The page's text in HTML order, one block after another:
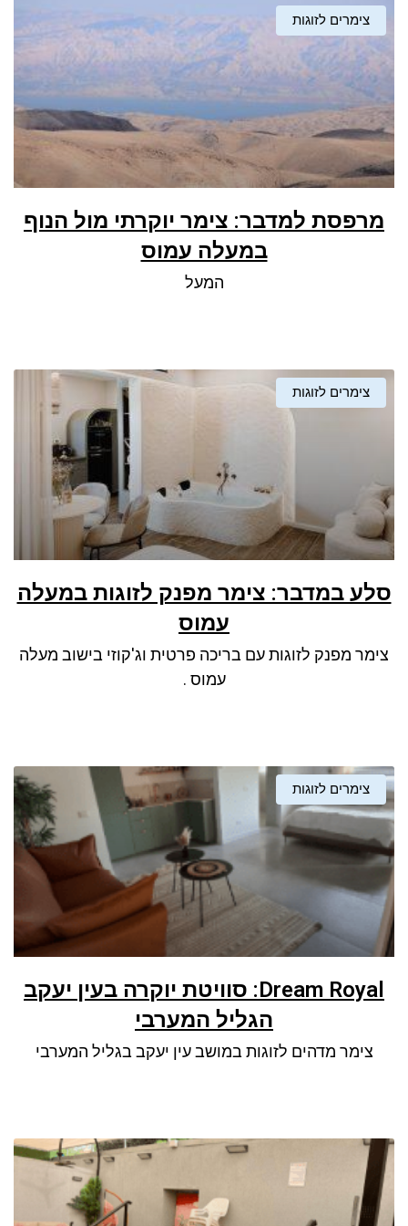
צימרים לזוגות
מרפסת למדבר: צימר יוקרתי מול הנוף
במעלה עמוס
המעל
צימרים לזוגות
סלע במדבר: צימר מפנק לזוגות במעלה
עמוס
צימר מפנק לזוגות עם בריכה פרטית וג'קוזי בישוב מעלה
עמוס .
צימרים לזוגות
Dream Royal: סוויטת יוקרה בעין יעקב
הגליל המערבי
צימר מדהים לזוגות במושב עין יעקב בגליל המערבי